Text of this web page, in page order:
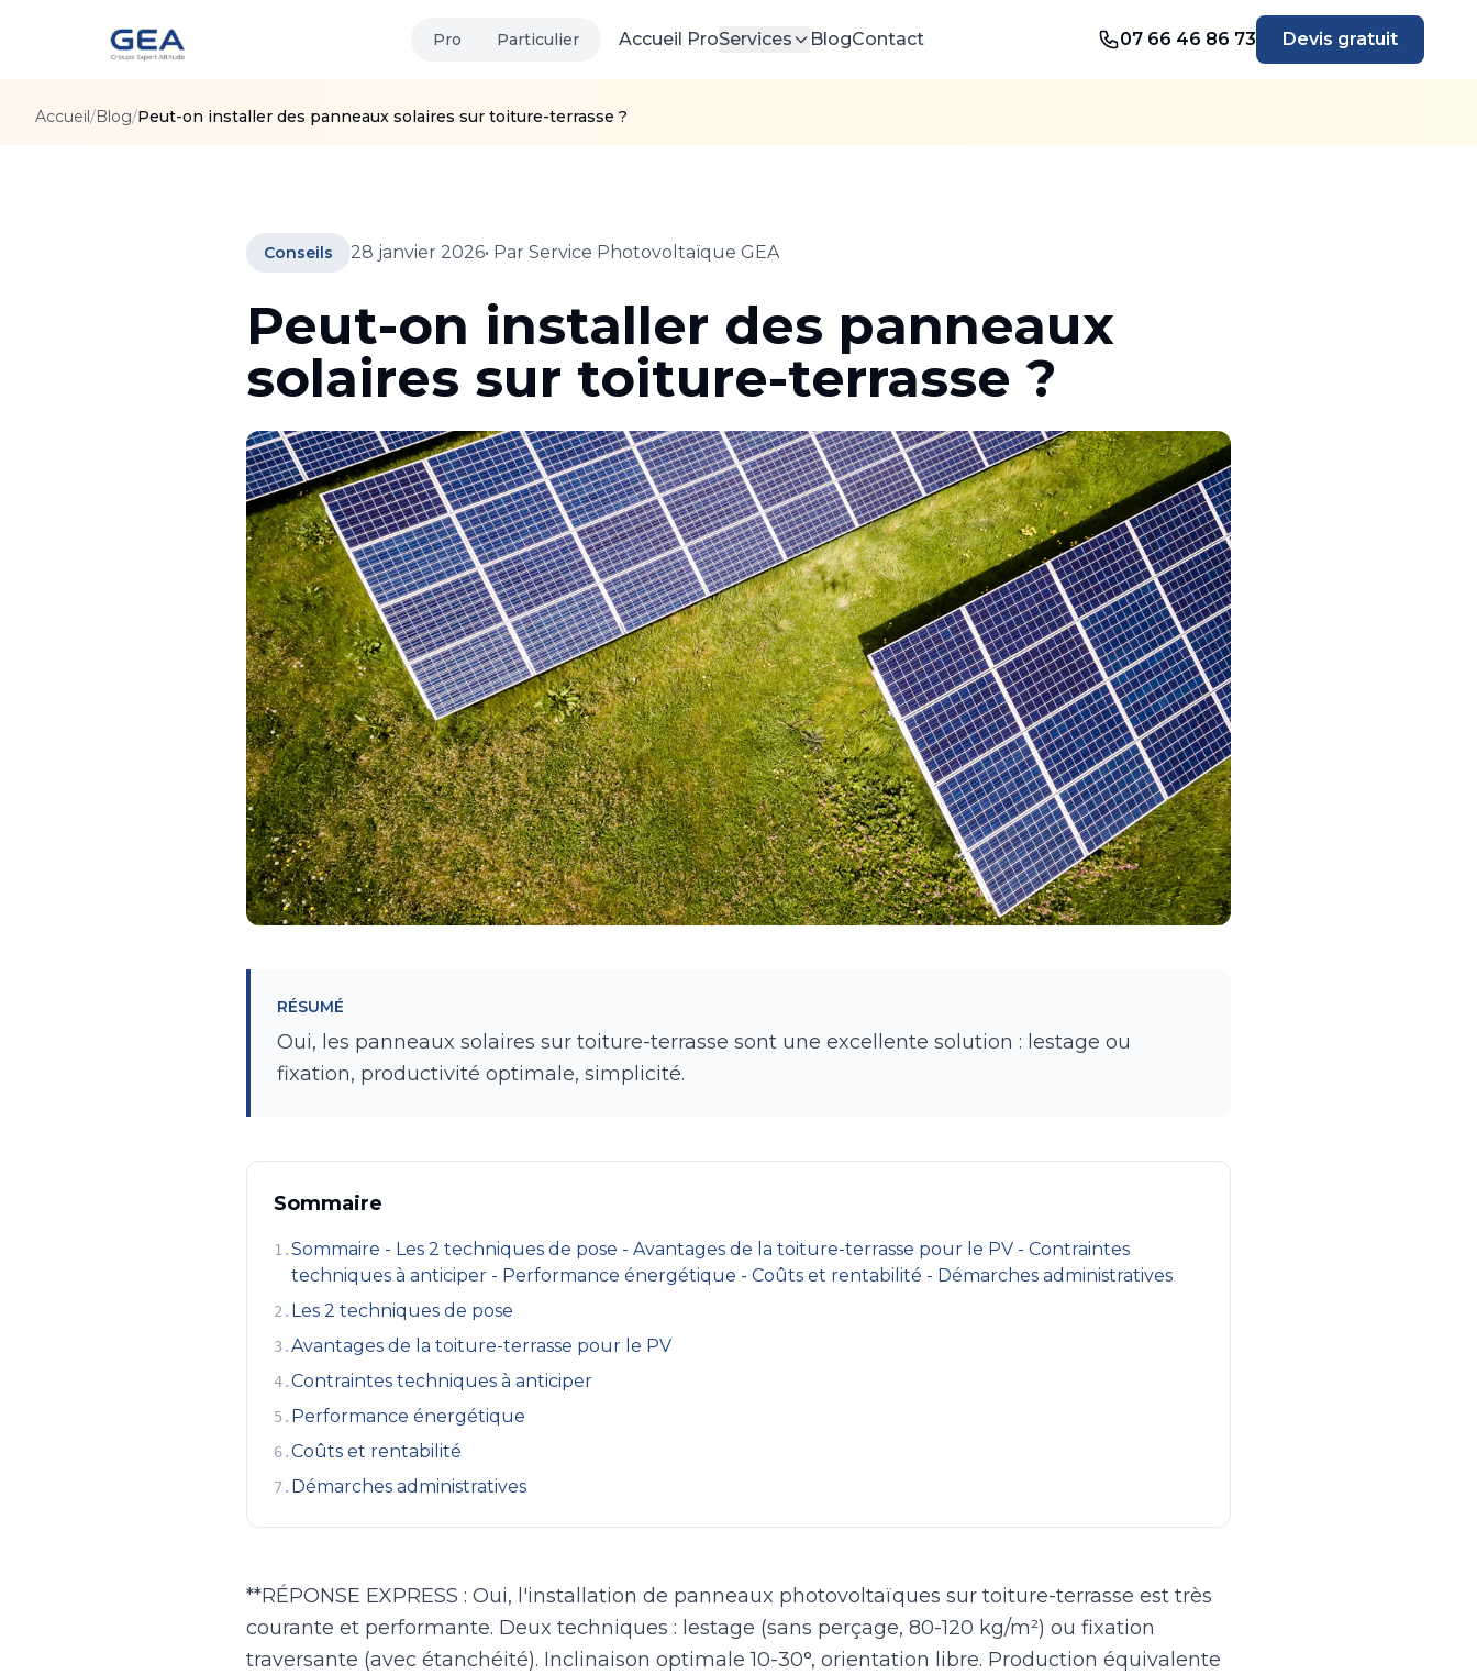
Pro Particulier Accueil ProServices BlogContact 07 66 46 86 73 Devis gratuit
Accueil/Blog/Peut-on installer des panneaux solaires sur toiture-terrasse ?
Conseils 28 janvier 2026• Par Service Photovoltaïque GEA
Peut-on installer des panneaux
solaires sur toiture-terrasse ?
RÉSUMÉ
Oui, les panneaux solaires sur toiture-terrasse sont une excellente solution : lestage ou
fixation, productivité optimale, simplicité.
Sommaire
1 .Sommaire - Les 2 techniques de pose - Avantages de la toiture-terrasse pour le PV - Contraintes
techniques à anticiper - Performance énergétique - Coûts et rentabilité - Démarches administratives
2 . Les 2 techniques de pose
3.Avantages de la toiture-terrasse pour le PV
4.Contraintes techniques à anticiper
5. Performance énergétique
6.Coûts et rentabilité
7. Démarches administratives
**RÉPONSE EXPRESS : Oui, l'installation de panneaux photovoltaïques sur toiture-terrasse est très
courante et performante. Deux techniques : lestage (sans perçage, 80-120 kg/m²) ou fixation
traversante (avec étanchéité). Inclinaison optimale 10-30°, orientation libre. Production équivalente